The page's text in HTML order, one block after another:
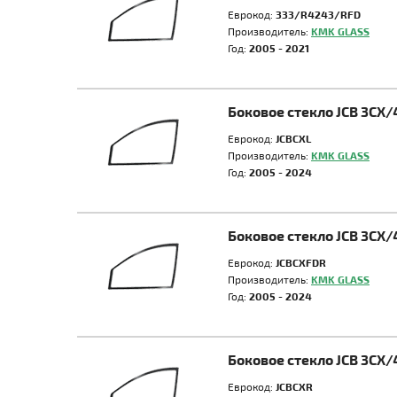
Еврокод: 333/R4243/RFD
Производитель: KMK GLASS
Год: 2005 - 2021
Боковое стекло JCB 3CX/
Еврокод: JCBCXL
Производитель: KMK GLASS
Год: 2005 - 2024
Боковое стекло JCB 3CX/
Еврокод: JCBCXFDR
Производитель: KMK GLASS
Год: 2005 - 2024
Боковое стекло JCB 3CX/
Еврокод: JCBCXR